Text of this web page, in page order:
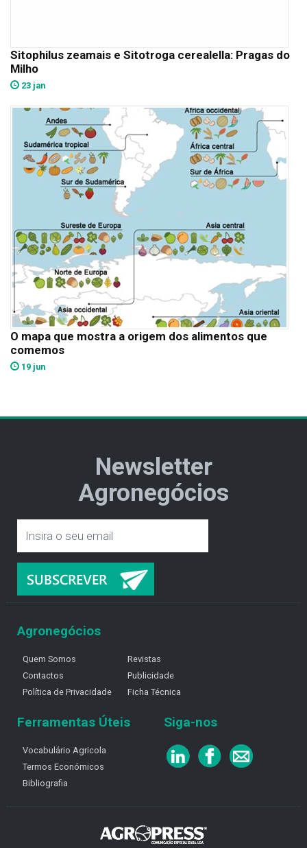
Sitophilus zeamais e Sitotroga cerealella: Pragas do
Milho
23 jan
O mapa que mostra a origem dos alimentos que
comemos
19 jun
Newsletter
Agronegócios
Agronegócios
Quem Somos
Contactos
Política de Privacidade
Revistas
Publicidade
Ficha Técnica
Ferramentas Úteis
Vocabulário Agricola
Termos Económicos
Bibliografia
Siga-nos